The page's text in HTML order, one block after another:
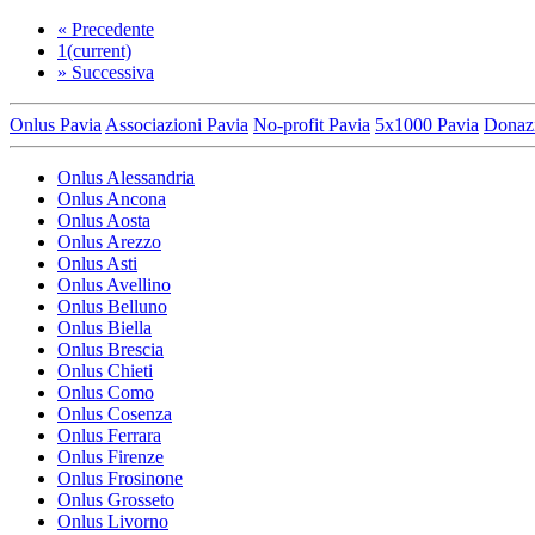
« Precedente
1(current)
» Successiva
Onlus Pavia Associazioni Pavia No-profit Pavia 5x1000 Pavia
Onlus Alessandria
Onlus Ancona
Onlus Aosta
Onlus Arezzo
Onlus Asti
Onlus Avellino
Onlus Belluno
Onlus Biella
Onlus Brescia
Onlus Chieti
Onlus Como
Onlus Cosenza
Onlus Ferrara
Onlus Firenze
Onlus Frosinone
Onlus Grosseto
Onlus Livorno